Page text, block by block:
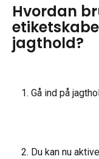
Hvordan
jagthold?
Gå ind på
Du kan nu